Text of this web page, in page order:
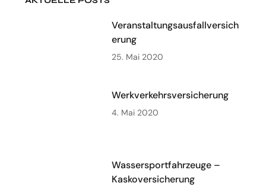
Veranstaltungsausfallversich
erung
25. Mai 2020
Werkverkehrsversicherung
4. Mai 2020
Wassersportfahrzeuge –
Kaskoversicherung